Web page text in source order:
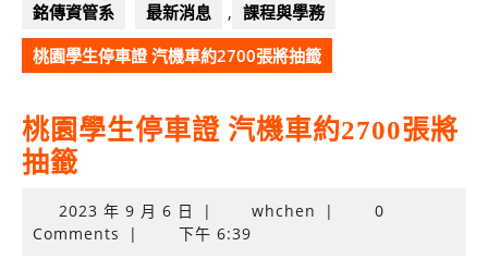
銘傳資管系
最新消息 , 課程與學務
桃園學生停車證 汽機車約2700張將抽籤
桃園學生停車證 汽機車約2700張將
抽籤
2023 年 9 月 6 日 2023
年
| whchen |
0
Comments
| 下午 6:39